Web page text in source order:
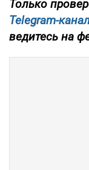
Только
Telegram-
ведитесь на